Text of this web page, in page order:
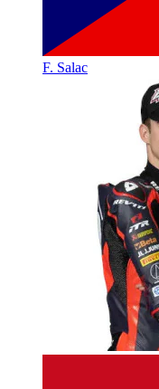
F. Salac